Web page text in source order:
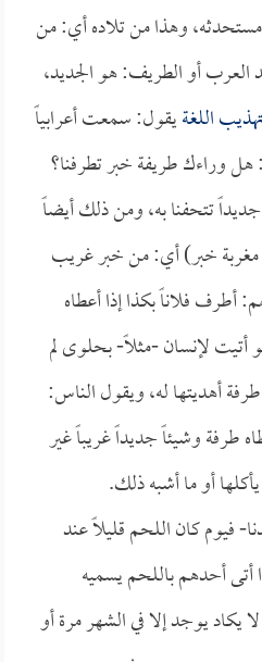
وهذا من تلاده أي: من
العرب أو الطريف: هو الجديد،
تهذيب اللغةيقول: سمعت أعرابياً
وراءك طريفة خبر تطرفنا؟
تتحفنا به، ومن ذلك أيضاً
مغربة خبر) أي: من خبر غريب
فلاناً بكذا إذا أعطاه
أتيت لإنسان -مثلاً- بحلوى لم
أهديتها له، ويقول الناس:
طرفة وشيئاً جديداً غريباً غير
أو ما أشبه ذلك.
فيوم كان اللحم قليلاً عند
أتى أحدهم باللحم يسميه
يكاد يوجد إلا في الشهر مرة أو